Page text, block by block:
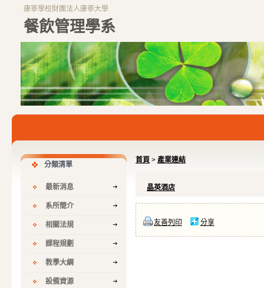
餐飲管理學系
康寧學校財團法人康寧大學
分類清單
最新消息
系所簡介
相關法規
課程規劃
教學大綱
設備資源
首頁 > 產業連結
晶英酒店
友善列印 分享